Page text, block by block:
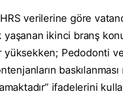
verilerine göre
ikinci branş
yüksekken; Pedodonti
ifadelerini